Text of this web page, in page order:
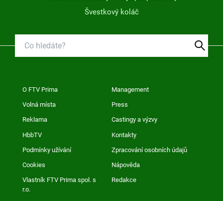
Švestkový koláč
O FTV Prima Management
Volná místa Press
Reklama Castingy a výzvy
HbbTV Kontakty
Podmínky užívání Zpracování osobních údajů
Cookies Nápověda
Vlastník FTV Prima spol. s
r.o.
Redakce